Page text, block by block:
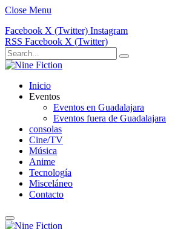
Close Menu
Facebook X (Twitter) Instagram
RSS Facebook X (Twitter)
Inicio
Eventos
Eventos en Guadalajara
Eventos fuera de Guadalajara
consolas
Cine/TV
Música
Anime
Tecnología
Misceláneo
Contacto